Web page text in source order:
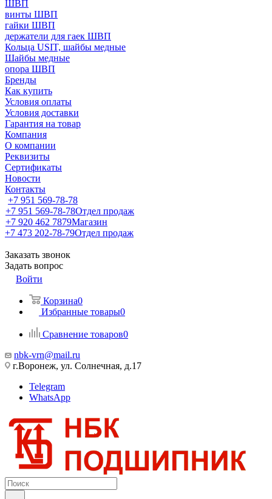
ШВП
винты ШВП
гайки ШВП
держатели для гаек ШВП
Кольца USIT, шайбы медные
Шайбы медные
опора ШВП
Бренды
Как купить
Условия оплаты
Условия доставки
Гарантия на товар
Компания
О компании
Реквизиты
Сертификаты
Новости
Контакты
+7 951 569-78-78
+7 951 569-78-78Отдел продаж
+7 920 462 7879Магазин
+7 473 202-78-79Отдел продаж
Заказать звонок
Задать вопрос
Войти
Корзина0
Избранные товары0
Сравнение товаров0
nbk-vrn@mail.ru
г.Воронеж, ул. Солнечная, д.17
Telegram
WhatsApp